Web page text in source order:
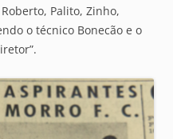
Palito, Zinho,
o técnico Bonecão e o